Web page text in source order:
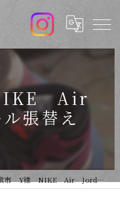
Air
張替え
Y様 NIKE Air Jordan1ソール張替え